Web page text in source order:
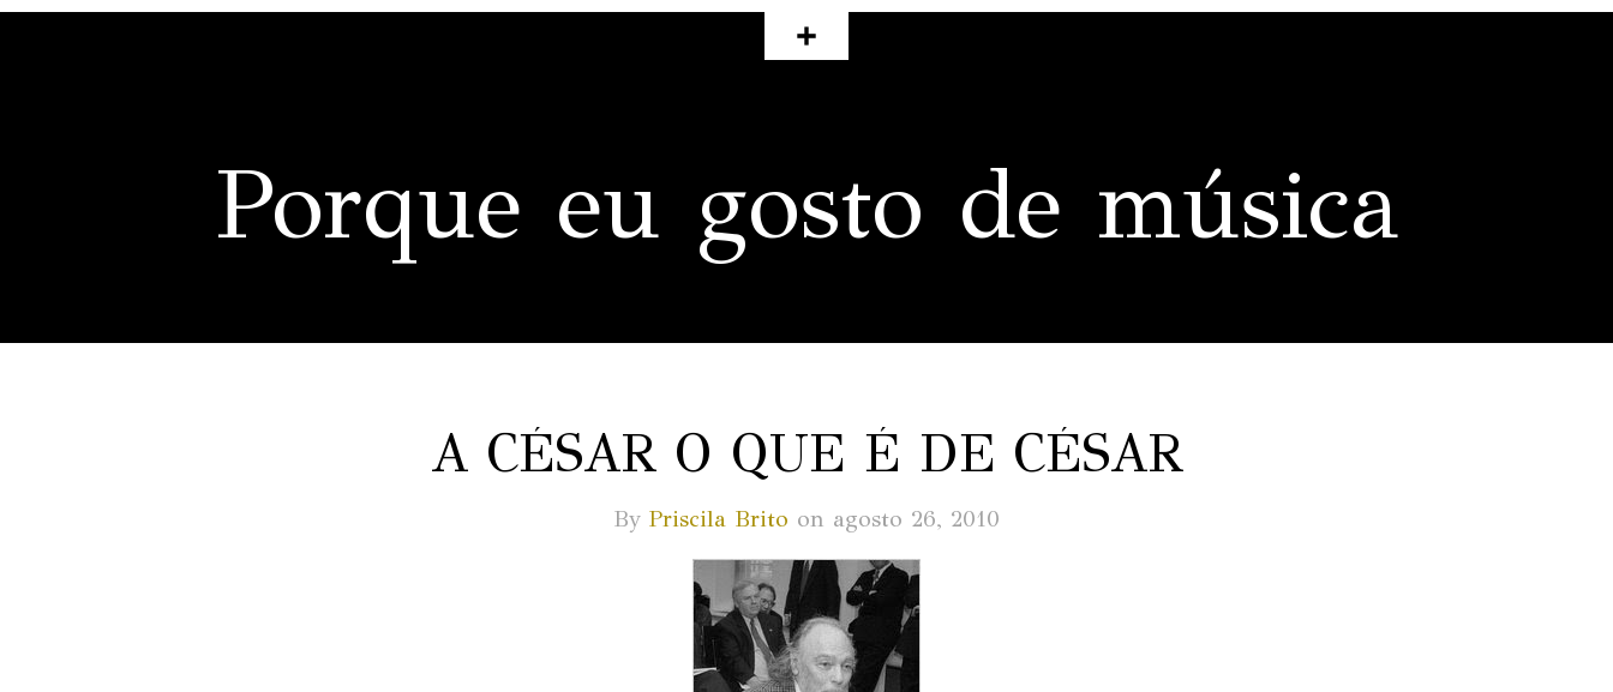
Porque eu gosto de música
A CÉSAR O QUE É DE CÉSAR
By Priscila Brito on agosto 26, 2010